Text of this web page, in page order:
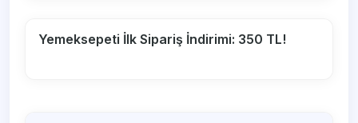
Yemeksepeti İlk Sipariş İndirimi: 350 TL!